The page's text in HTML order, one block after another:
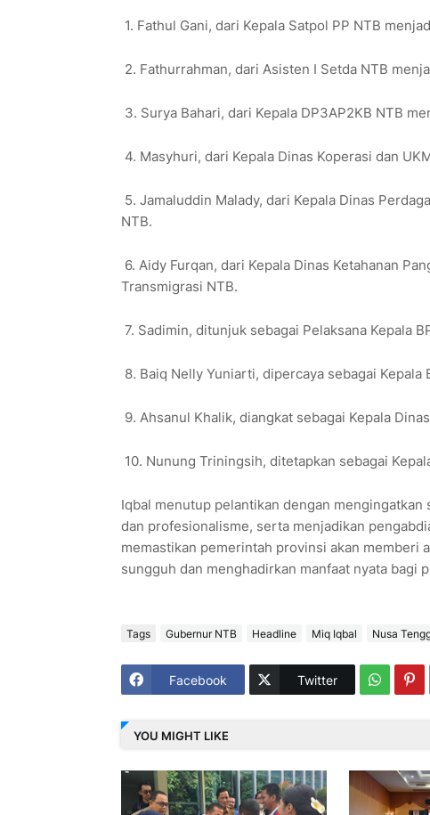
1. Fathul Gani, dari Kepala Satpol PP NTB
2. Fathurrahman, dari Asisten I Setda NTB
3. Surya Bahari, dari Kepala DP3AP2KB NTB
4. Masyhuri, dari Kepala Dinas Koperasi dan
5. Jamaluddin Malady, dari Kepala Dinas
NTB.
6. Aidy Furqan, dari Kepala Dinas Ketahanan
Transmigrasi NTB.
7. Sadimin, ditunjuk sebagai Pelaksana Kepala
8. Baiq Nelly Yuniarti, dipercaya sebagai Kepala
9. Ahsanul Khalik, diangkat sebagai Kepala
10. Nunung Triningsih, ditetapkan sebagai
Iqbal menutup pelantikan dengan
dan profesionalisme, serta menjadikan
memastikan pemerintah provinsi akan memberi
sungguh dan menghadirkan manfaat nyata bagi
Tags Gubernur NTB Headline Miq Iqbal Nusa
Facebook Twitter
YOU MIGHT LIKE